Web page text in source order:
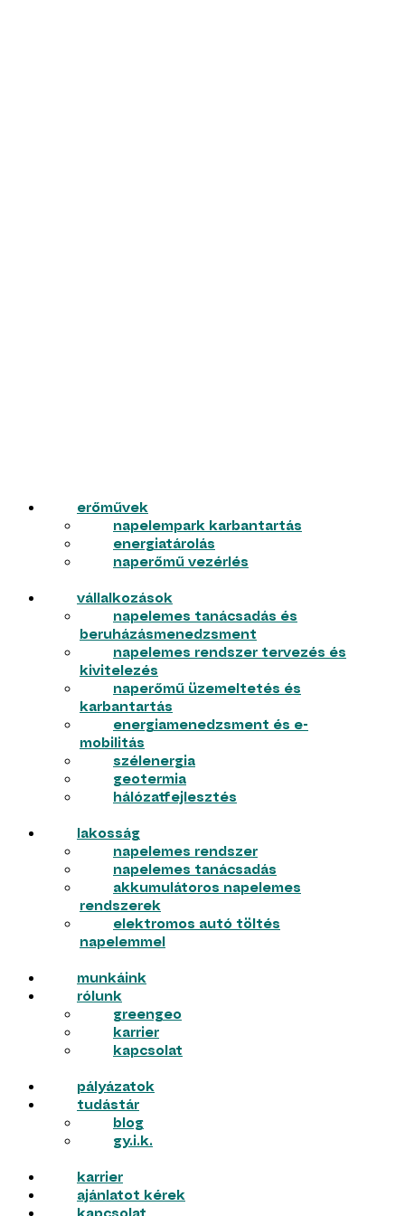
erőművek
napelempark karbantartás
energiatárolás
naperőmű vezérlés
vállalkozások
napelemes tanácsadás és
beruházásmenedzsment
napelemes rendszer tervezés és
kivitelezés
naperőmű üzemeltetés és
karbantartás
energiamenedzsment és e-
mobilitás
szélenergia
geotermia
hálózatfejlesztés
lakosság
napelemes rendszer
napelemes tanácsadás
akkumulátoros napelemes
rendszerek
elektromos autó töltés
napelemmel
munkáink
rólunk
greengeo
karrier
kapcsolat
pályázatok
tudástár
blog
gy.i.k.
karrier
ajánlatot kérek